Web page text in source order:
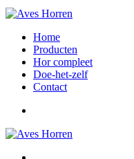
Home
Producten
Hor compleet
Doe-het-zelf
Contact